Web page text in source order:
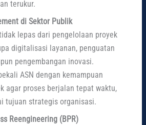
terukur.
di Sektor Publik
lepas dari pengelolaan proyek
digitalisasi layanan, penguatan
pengembangan inovasi.
ASN dengan kemampuan
agar proses berjalan tepat waktu,
tujuan strategis organisasi.
Reengineering (BPR)